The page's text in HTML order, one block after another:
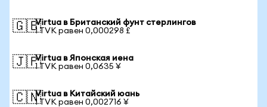
🇬🇧Virtua в Британский фунт стерлингов
1 TVK равен 0,000298 £
🇯🇵Virtua в Японская иена
1 TVK равен 0,0635 ¥
🇨🇳Virtua в Китайский юань
1 TVK равен 0,002716 ¥